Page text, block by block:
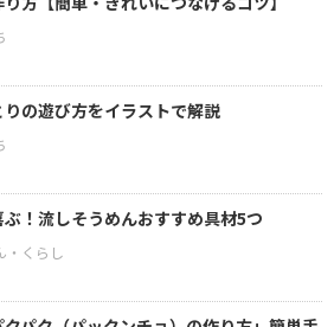
の遊び方をイラストで解説
！流しそうめんおすすめ具材5つ